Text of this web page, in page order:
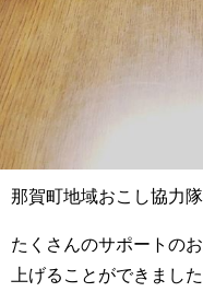
那賀町地域おこし協力
たくさんのサポートの
上げることができました